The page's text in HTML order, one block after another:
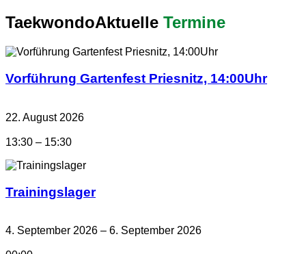
TaekwondoAktuelle Termine
Vorführung Gartenfest Priesnitz, 14:00Uhr
22. August 2026
13:30 – 15:30
Trainingslager
4. September 2026 – 6. September 2026